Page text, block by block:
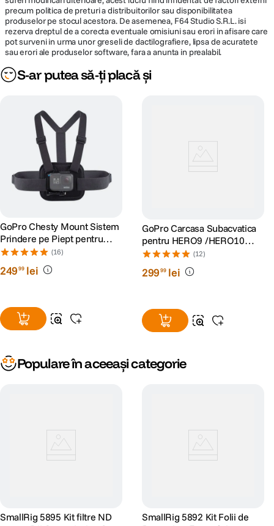
precum politica de preturi a distribuitorilor sau disponibilitatea
produselor pe stocul acestora. De asemenea, F64 Studio S.R.L. isi
rezerva dreptul de a corecta eventuale omisiuni sau erori in afisare care
pot surveni in urma unor greseli de dactilografiere, lipsa de acuratete
sau erori ale produselor software, fara a anunta in prealabil.
S-ar putea să-ți placă și
GoPro Chesty Mount Sistem
Prindere pe Piept pentru
Camerele Video GoPro
(16)
24999 lei
GoPro Carcasa Subacvatica
pentru HERO9 /HERO10
/HERO11 Black/HERO12/
HERO13
(12)
29999 lei
Populare în aceeași categorie
SmallRig 5895 Kit filtre ND
SmallRig 5892 Kit Folii de